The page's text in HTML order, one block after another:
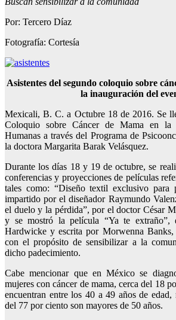
Por: Tercero Díaz
Fotografía: Cortesía
Asistentes del segundo coloquio sobre
la inauguración del
Mexicali, B. C. a Octubre 18 de 2016. Se
Coloquio sobre Cáncer de Mama en la
Humanas a través del Programa de
la doctora Margarita Barak Velásquez.
Durante los días 18 y 19 de octubre, se
conferencias y proyecciones de películas
tales como: “Diseño textil exclusivo para
impartido por el diseñador Raymundo
el duelo y la pérdida”, por el doctor César
y se mostró la película “Ya te extraño”,
Hardwicke y escrita por Morwenna Banks,
con el propósito de sensibilizar a la
dicho padecimiento.
Cabe mencionar que en México se
mujeres con cáncer de mama, cerca del 18
encuentran entre los 40 a 49 años de edad,
del 77 por ciento son mayores de 50 años.